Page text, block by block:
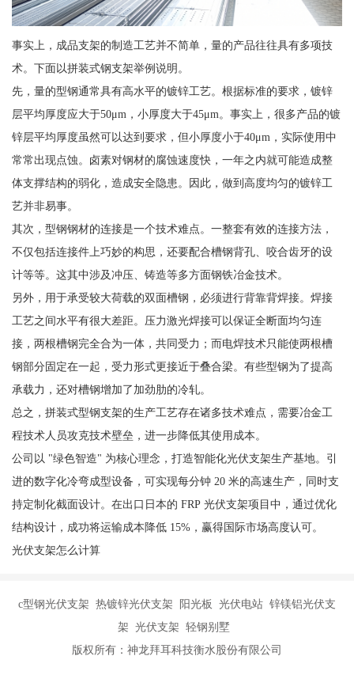
事实上，成品支架的制造工艺并不简单，量的产品往往具有多项技
术。下面以拼装式钢支架举例说明。
先，量的型钢通常具有高水平的镀锌工艺。根据标准的要求，镀锌
层平均厚度应大于50μm，小厚度大于45μm。事实上，很多产品的镀
锌层平均厚度虽然可以达到要求，但小厚度小于40μm，实际使用中
常常出现点蚀。卤素对钢材的腐蚀速度快，一年之内就可能造成整
体支撑结构的弱化，造成安全隐患。因此，做到高度均匀的镀锌工
艺并非易事。
其次，型钢钢材的连接是一个技术难点。一整套有效的连接方法，
不仅包括连接件上巧妙的构思，还要配合槽钢背孔、咬合齿牙的设
计等等。这其中涉及冲压、铸造等多方面钢铁冶金技术。
另外，用于承受较大荷载的双面槽钢，必须进行背靠背焊接。焊接
工艺之间水平有很大差距。压力激光焊接可以保证全断面均匀连
接，两根槽钢完全合为一体，共同受力；而电焊技术只能使两根槽
钢部分固定在一起，受力形式更接近于叠合梁。有些型钢为了提高
承载力，还对槽钢增加了加劲肋的冷轧。
总之，拼装式型钢支架的生产工艺存在诸多技术难点，需要冶金工
程技术人员攻克技术壁垒，进一步降低其使用成本。
公司以 "绿色智造" 为核心理念，打造智能化光伏支架生产基地。引
进的数字化冷弯成型设备，可实现每分钟 20 米的高速生产，同时支
持定制化截面设计。在出口日本的 FRP 光伏支架项目中，通过优化
结构设计，成功将运输成本降低 15%，赢得国际市场高度认可。
光伏支架怎么计算
c型钢光伏支架 热镀锌光伏支架 阳光板 光伏电站 锌镁铝光伏支
架 光伏支架 轻钢别墅
版权所有：神龙拜耳科技衡水股份有限公司